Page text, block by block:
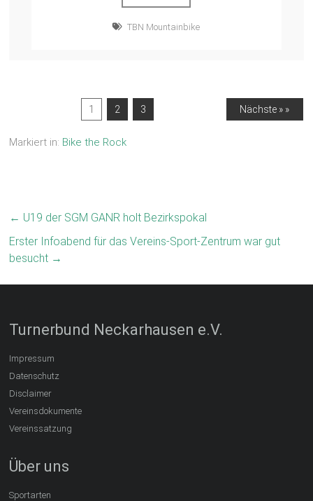
TBN Mountainbike
1 2 3 Nächste » »
Markiert in: Bike the Rock
← U19 der SGM GANR holt Bezirkspokal
Erster Infoabend für das Vereins-Sport-Zentrum war gut
besucht →
Turnerbund Neckarhausen e.V.
Impressum
Datenschutz
Disclaimer
Vereinsdokumente
Vereinssatzung
Über uns
Sportarten